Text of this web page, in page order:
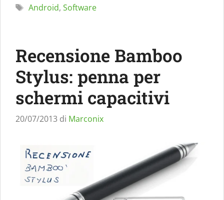
Tag
Android, Software
Recensione Bamboo
Stylus: penna per
schermi capacitivi
20/07/2013 di Marconix